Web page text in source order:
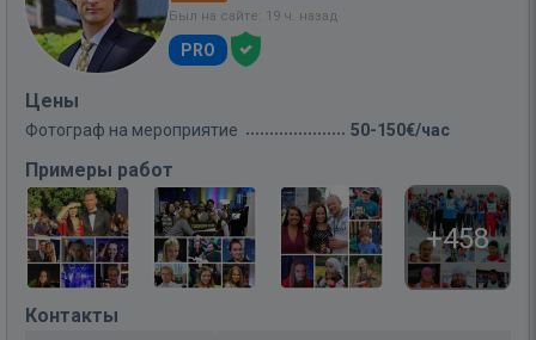
Был на сайте: 19 ч. назад
PRO
Цены
Фотограф на мероприятие 50-150€/час
Примеры работ
+458
Контакты